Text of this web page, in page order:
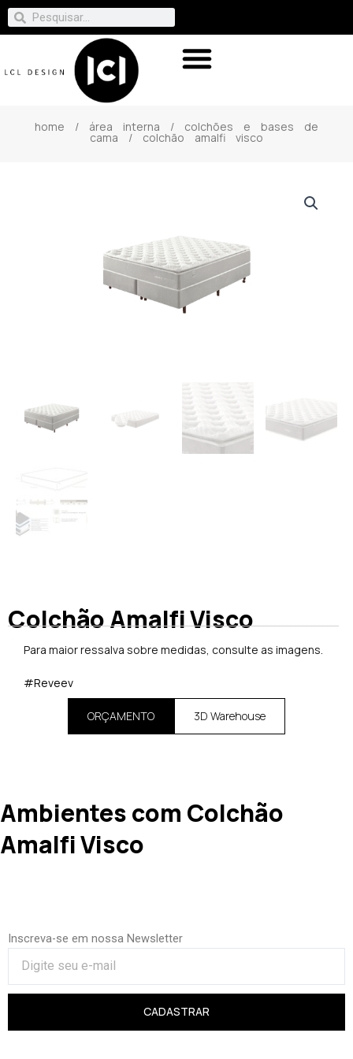
home / área interna / colchões e bases de
cama / colchão amalfi visco
Colchão Amalfi Visco
Para maior ressalva sobre medidas, consulte as imagens.
#Reveev
ORÇAMENTO 3D Warehouse
Ambientes com Colchão
Amalfi Visco
Inscreva-se em nossa Newsletter
CADASTRAR